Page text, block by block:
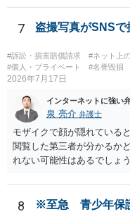
す。セッションの遡及作成
保留又は追加確認の対象と
者の特定や抑止には有効で
方法、無認証プレビューの
の保存期間などを整備する
のリーガルチェックを受け
7 盗撮写真がSNSで
#訴訟・損害賠償請求 #ネット上
#個人・プライベート
#名誉毀損
2026年7月17日
インターネットに強い
泉 亮介 弁護士
モザイクで顔が隠れている
閲覧した第三者が分かるか
れない可能性はあるでしょう
8
※至急 青少年保